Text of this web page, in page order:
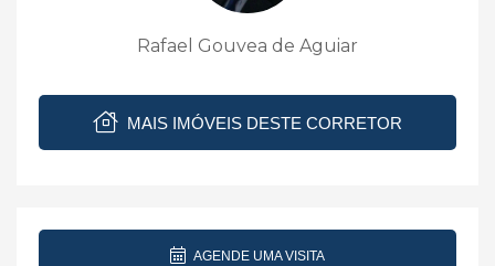
Rafael Gouvea de Aguiar
MAIS IMÓVEIS DESTE CORRETOR
AGENDE UMA VISITA